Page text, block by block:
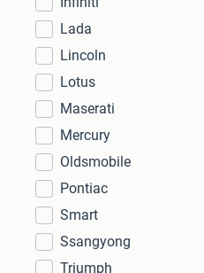
Lada
Lincoln
Lotus
Maserati
Mercury
Oldsmobile
Pontiac
Smart
Ssangyong
Triumph